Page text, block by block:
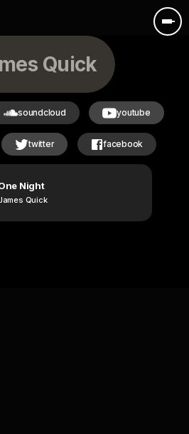
Quick
soundcloud youtube
twitter facebook
Night
Quick